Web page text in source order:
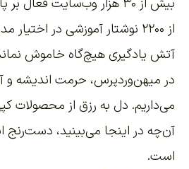
بیش از ۳۰ هزار وب‌سایت
از ۲۲۰۰
نوشتار آموزشی در اختیار
آتش یادگیری هیچ‌گاه خاموش
در میهن‌وردپرس، حرمت اندیشه و
می‌داریم. دل به رزق از محصولات
آن‌چه در اینجا می‌بینید، دست‌رنج
است.